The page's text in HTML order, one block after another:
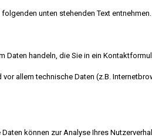
unten stehenden Text entnehmen.
Daten handeln, die Sie in ein
allem technische Daten (z.B.
können zur Analyse Ihres